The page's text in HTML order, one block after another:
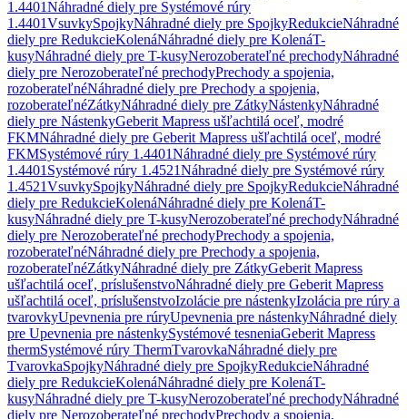
1.4401Náhradné diely pre Systémové rúry
1.4401VsuvkySpojkyNáhradné diely pre SpojkyRedukcieNáhradné
diely pre RedukcieKolenáNáhradné diely pre KolenáT-
kusyNáhradné diely pre T-kusyNerozoberateľné prechodyNáhradné
diely pre Nerozoberateľné prechodyPrechody a spojenia,
rozoberateľnéNáhradné diely pre Prechody a spojenia,
rozoberateľnéZátkyNáhradné diely pre ZátkyNástenkyNáhradné
diely pre NástenkyGeberit Mapress ušľachtilá oceľ, modré
FKMNáhradné diely pre Geberit Mapress ušľachtilá oceľ, modré
FKMSystémové rúry 1.4401Náhradné diely pre Systémové rúry
1.4401 Systémové rúry 1.4521Náhradné diely pre Systémové rúry
1.4521VsuvkySpojkyNáhradné diely pre SpojkyRedukcieNáhradné
diely pre RedukcieKolenáNáhradné diely pre KolenáT-
kusyNáhradné diely pre T-kusyNerozoberateľné prechodyNáhradné
diely pre Nerozoberateľné prechodyPrechody a spojenia,
rozoberateľnéNáhradné diely pre Prechody a spojenia,
rozoberateľnéZátkyNáhradné diely pre ZátkyGeberit Mapress
ušľachtilá oceľ, príslušenstvoNáhradné diely pre Geberit Mapress
ušľachtilá oceľ, príslušenstvoIzolácie pre nástenkyIzolácia pre rúry a
tvarovkyUpevnenia pre rúryUpevnenia pre nástenkyNáhradné diely
pre Upevnenia pre nástenkySystémové tesneniaGeberit Mapress
thermSystémové rúry ThermTvarovkaNáhradné diely pre
TvarovkaSpojkyNáhradné diely pre SpojkyRedukcieNáhradné
diely pre RedukcieKolenáNáhradné diely pre KolenáT-
kusyNáhradné diely pre T-kusyNerozoberateľné prechodyNáhradné
diely pre Nerozoberateľné prechodyPrechody a spojenia,